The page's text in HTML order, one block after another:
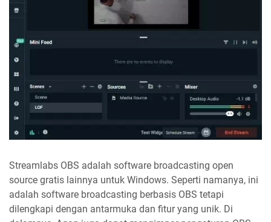
Streamlabs OBS adalah software broadcasting open
source gratis lainnya untuk Windows. Seperti namanya, ini
adalah software broadcasting berbasis OBS tetapi
dilengkapi dengan antarmuka dan fitur yang unik. Di